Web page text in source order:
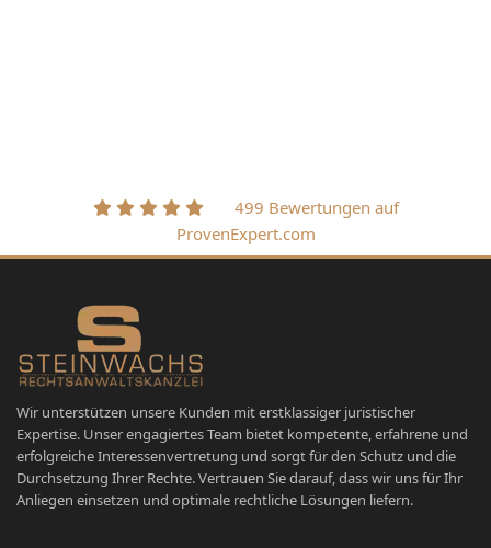
499 Bewertungen auf
ProvenExpert.com
Wir unterstützen unsere Kunden mit erstklassiger juristischer
Expertise. Unser engagiertes Team bietet kompetente, erfahrene und
erfolgreiche Interessenvertretung und sorgt für den Schutz und die
Durchsetzung Ihrer Rechte. Vertrauen Sie darauf, dass wir uns für Ihr
Anliegen einsetzen und optimale rechtliche Lösungen liefern.